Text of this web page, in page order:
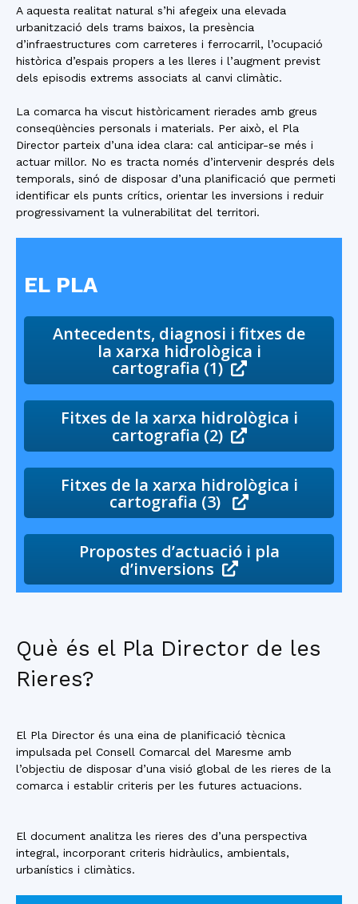
A aquesta realitat natural s’hi afegeix una elevada
urbanització dels trams baixos, la presència
d’infraestructures com carreteres i ferrocarril, l’ocupació
històrica d’espais propers a les lleres i l’augment previst
dels episodis extrems associats al canvi climàtic.
La comarca ha viscut històricament rierades amb greus
conseqüències personals i materials. Per això, el Pla
Director parteix d’una idea clara: cal anticipar-se més i
actuar millor. No es tracta només d’intervenir després dels
temporals, sinó de disposar d’una planificació que permeti
identificar els punts crítics, orientar les inversions i reduir
progressivament la vulnerabilitat del territori.
EL PLA
Antecedents, diagnosi i fitxes de
la xarxa hidrològica i
cartografia (1)
Fitxes de la xarxa hidrològica i
cartografia (2)
Fitxes de la xarxa hidrològica i
cartografia (3)
Propostes d’actuació i pla
d’inversions
Què és el Pla Director de les
Rieres?
El Pla Director és una eina de planificació tècnica
impulsada pel Consell Comarcal del Maresme amb
l’objectiu de disposar d’una visió global de les rieres de la
comarca i establir criteris per les futures actuacions.
El document analitza les rieres des d’una perspectiva
integral, incorporant criteris hidràulics, ambientals,
urbanístics i climàtics.